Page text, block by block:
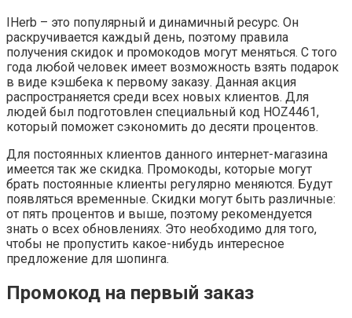
IHerb – это популярный и динамичный ресурс. Он
раскручивается каждый день, поэтому правила
получения скидок и промокодов могут меняться. С того
года любой человек имеет возможность взять подарок
в виде кэшбека к первому заказу. Данная акция
распространяется среди всех новых клиентов. Для
людей был подготовлен специальный код HOZ4461,
который поможет сэкономить до десяти процентов.
Для постоянных клиентов данного интернет-магазина
имеется так же скидка. Промокоды, которые могут
брать постоянные клиенты регулярно меняются. Будут
появляться временные. Скидки могут быть различные:
от пять процентов и выше, поэтому рекомендуется
знать о всех обновлениях. Это необходимо для того,
чтобы не пропустить какое-нибудь интересное
предложение для шопинга.
Промокод на первый заказ